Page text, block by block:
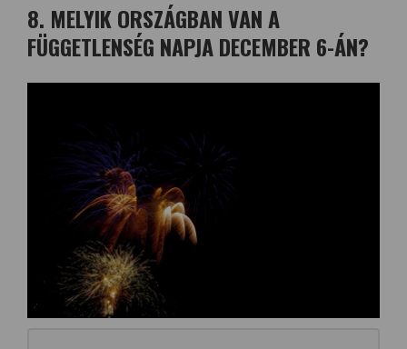
8. MELYIK ORSZÁGBAN VAN A
FÜGGETLENSÉG NAPJA DECEMBER 6-ÁN?